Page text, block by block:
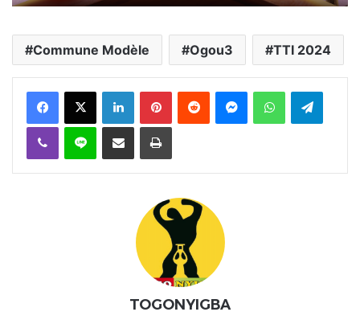
Commune Modèle Ogou3 TTI 2024
FacebookX Linkedin PinterestReddit MessengerWhatsAppTelegram
Viber Ligne Partager par email Imprimer
TOGONYIGBA